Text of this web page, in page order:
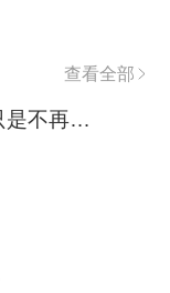
查看全部
后来的我们依然走着，只是不再并肩了